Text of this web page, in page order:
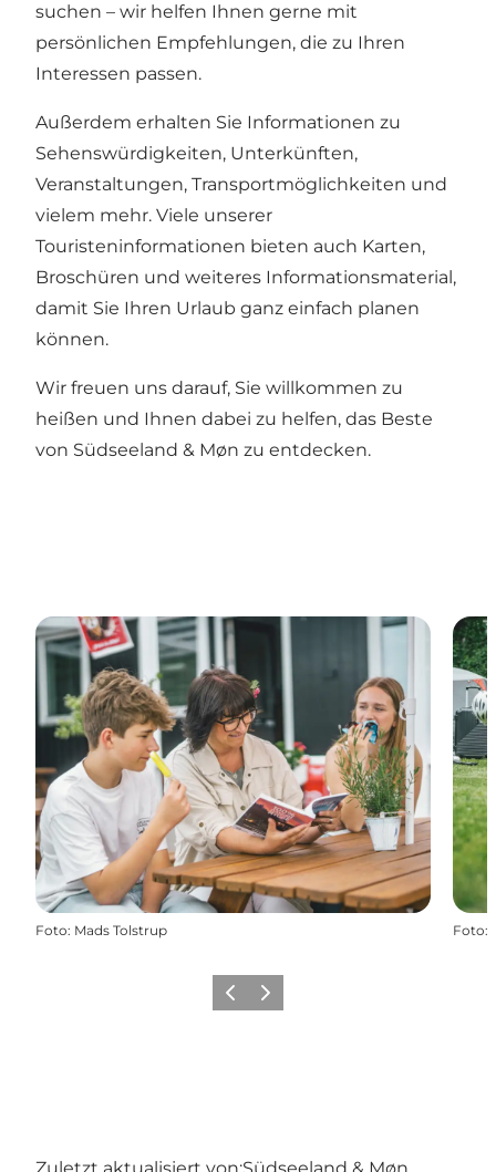
suchen – wir helfen Ihnen gerne mit
persönlichen Empfehlungen, die zu Ihren
Interessen passen.
Außerdem erhalten Sie Informationen zu
Sehenswürdigkeiten, Unterkünften,
Veranstaltungen, Transportmöglichkeiten und
vielem mehr. Viele unserer
Touristeninformationen bieten auch Karten,
Broschüren und weiteres Informationsmaterial,
damit Sie Ihren Urlaub ganz einfach planen
können.
Wir freuen uns darauf, Sie willkommen zu
heißen und Ihnen dabei zu helfen, das Beste
von Südseeland & Møn zu entdecken.
Foto: Mads Tolstrup Foto:
ZurückWeiter